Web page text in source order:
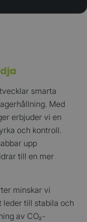
smarta
Med
erbjuder vi en
och kontroll.
upp
till en mer
minskar vi
leder till stabila och
av CO₂-